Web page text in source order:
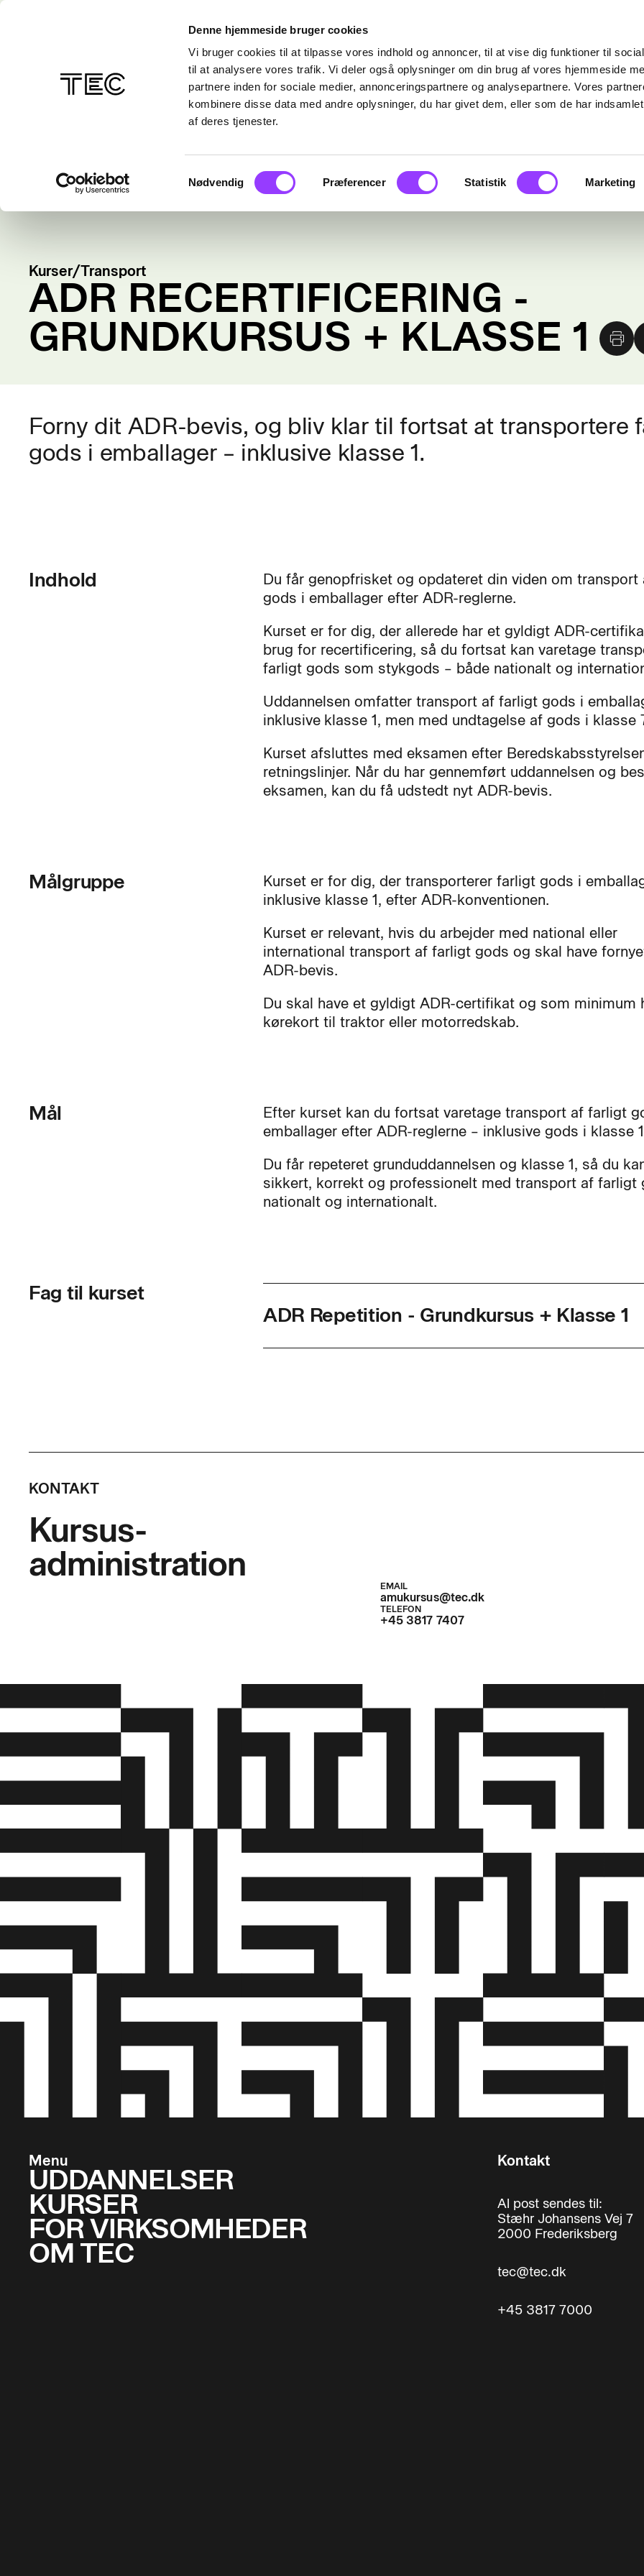
Denne hjemmeside bruger cookies
Vi bruger cookies til at tilpasse vores indhold og annoncer, til at vise dig funktioner til
til at analysere vores trafik. Vi deler også oplysninger om din brug af vores hjemmeside
partnere inden for sociale medier, annonceringspartnere og analysepartnere. Vores
kombinere disse data med andre oplysninger, du har givet dem, eller som de har
af deres tjenester.
Samtykkevalg
Nødvendig Præferencer Statistik Marketing
Kurser/Transport
ADR RECERTIFICERING -
GRUNDKURSUS + KLASSE 1
Forny dit ADR-bevis, og bliv klar til fortsat at transportere
gods i emballager – inklusive klasse 1.
Indhold
Du får genopfrisket og opdateret din viden om transport
gods i emballager efter ADR-reglerne.
Kurset er for dig, der allerede har et gyldigt ADR-
brug for recertificering, så du fortsat kan varetage
farligt gods som stykgods – både nationalt og
Uddannelsen omfatter transport af farligt gods i
inklusive klasse 1, men med undtagelse af gods i klasse
Kurset afsluttes med eksamen efter
retningslinjer. Når du har gennemført uddannelsen og
eksamen, kan du få udstedt nyt ADR-bevis.
Målgruppe
Kurset er for dig, der transporterer farligt gods i
inklusive klasse 1, efter ADR-konventionen.
Kurset er relevant, hvis du arbejder med national eller
international transport af farligt gods og skal have
ADR-bevis.
Du skal have et gyldigt ADR-certifikat og som minimum
kørekort til traktor eller motorredskab.
Mål
Efter kurset kan du fortsat varetage transport af farligt
emballager efter ADR-reglerne – inklusive gods i klasse
Du får repeteret grunduddannelsen og klasse 1, så du
sikkert, korrekt og professionelt med transport af farligt
nationalt og internationalt.
Fag til kurset
ADR Repetition - Grundkursus + Klasse 1
Timer pr. dag
8,5
KONTAKT
Kursus-
administration
EMAIL
amukursus@tec.dk
TELEFON
+45 3817 7407
Menu
UDDANNELSER
KURSER
FOR VIRKSOMHEDER
OM TEC
Kontakt
Al post sendes til:
Stæhr Johansens Vej 7
2000 Frederiksberg
tec@tec.dk
+45 3817 7000